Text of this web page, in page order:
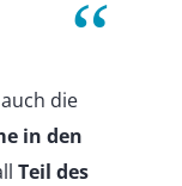
die
in den
Teil des